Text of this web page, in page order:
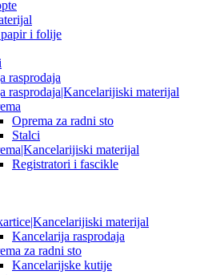
i folije
rasprodaja
rasprodaja|Kancelarijiski materijal
Oprema za radni sto
Stalci
materijal
Registratori i fascikle
materijal
Kancelarija rasprodaja
za radni sto
Kancelarijske kutije